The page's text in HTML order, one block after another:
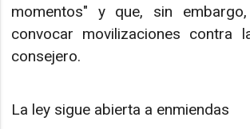
momentos" y que, sin
convocar movilizaciones contra
consejero.
La ley sigue abierta a enmiendas